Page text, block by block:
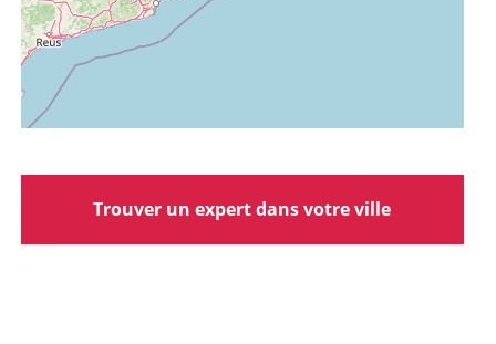
Trouver un expert dans votre ville